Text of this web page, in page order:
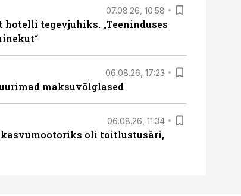
07.08.26, 10:58
tegevjuhiks. „Teeninduses
06.08.26, 17:23
maksuvõlglased
06.08.26, 11:34
kasvumootoriks oli toitlustusäri,